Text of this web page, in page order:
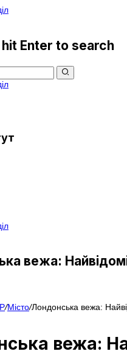
Enter to search
вежа:
/Місто/Лондонська вежа:
вежа: